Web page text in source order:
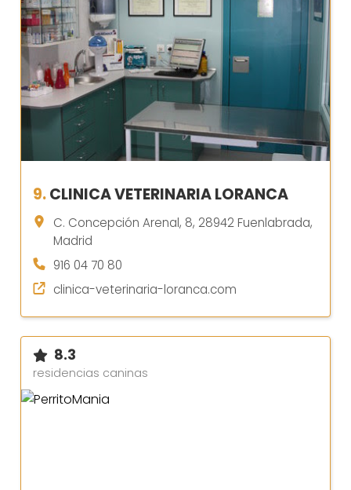
9.CLINICA VETERINARIA LORANCA
C. Concepción Arenal, 8, 28942 Fuenlabrada,
Madrid
916 04 70 80
clinica-veterinaria-loranca.com
8.3
residencias caninas